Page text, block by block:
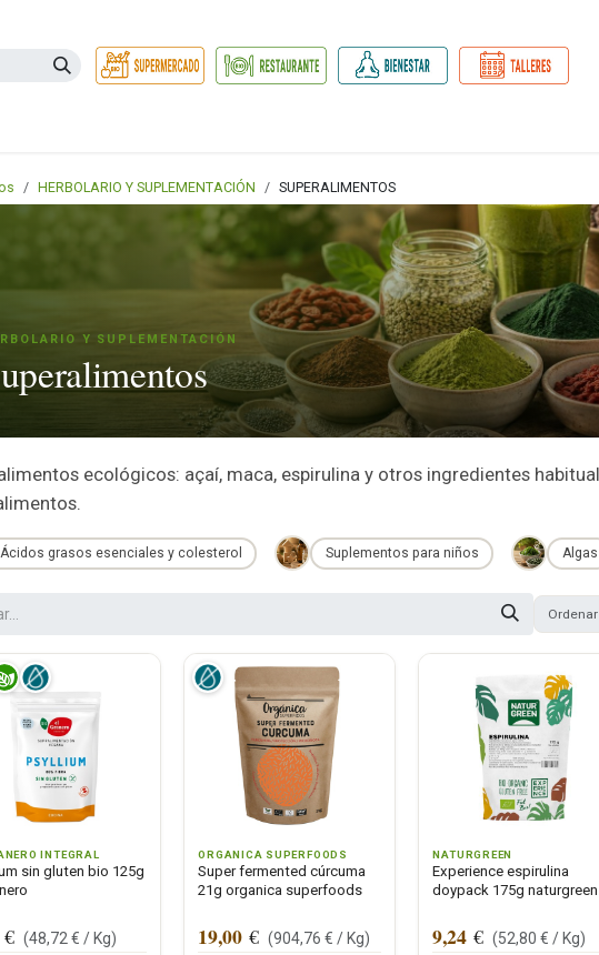
HERBOLARIO Y SUPLEMENTACIÓN SUPERALIMENTOS
Y SUPLEMENTACIÓN
ecológicos: açaí, maca, espirulina y otros ingredientes
Ácidos grasos esenciales y colesterol Suplementos para niños Algas
INTEGRAL
sin gluten bio 125g
€ (48,72 € / Kg)
ORGANICA SUPERFOODS
Super fermented cúrcuma
21g organica superfoods
19,00 € (904,76 € / Kg)
NATURGREEN
Experience espirulina
doypack 175g naturgreen
9,24 € (52,80 € / Kg)